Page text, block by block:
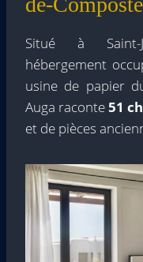
Situé à Saint-
hébergement
usine de papier
Auga raconte51
et de pièces